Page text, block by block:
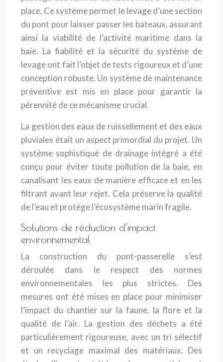
place. Ce système permet le levage d’une section
du pont pour laisser passer les bateaux, assurant
ainsi la viabilité de l’activité maritime dans la
baie. La fiabilité et la sécurité du système de
levage ont fait l’objet de tests rigoureux et d’une
conception robuste. Un système de maintenance
préventive est mis en place pour garantir la
pérennité de ce mécanisme crucial.
La gestion des eaux de ruissellement et des eaux
pluviales était un aspect primordial du projet. Un
système sophistiqué de drainage intégré a été
conçu pour éviter toute pollution de la baie, en
canalisant les eaux de manière efficace et en les
filtrant avant leur rejet. Cela préserve la qualité
de l’eau et protège l’écosystème marin fragile.
Solutions de réduction d’impact
environnemental
La construction du pont-passerelle s’est
déroulée dans le respect des normes
environnementales les plus strictes. Des
mesures ont été mises en place pour minimiser
l’impact du chantier sur la faune, la flore et la
qualité de l’air. La gestion des déchets a été
particulièrement rigoureuse, avec un tri sélectif
et un recyclage maximal des matériaux. Des